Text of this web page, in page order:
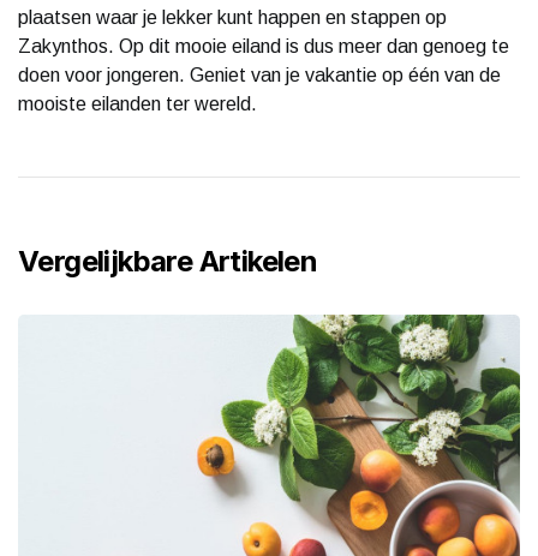
plaatsen waar je lekker kunt happen en stappen op
Zakynthos. Op dit mooie eiland is dus meer dan genoeg te
doen voor jongeren. Geniet van je vakantie op één van de
mooiste eilanden ter wereld.
Vergelijkbare Artikelen